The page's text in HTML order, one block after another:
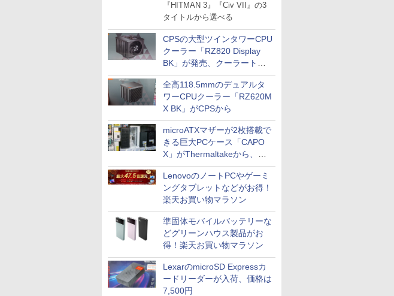
『HITMAN 3』『Civ VII』の3
タイトルから選べる
CPSの大型ツインタワーCPU
クーラー「RZ820 Display
BK」が発売、クーラートッ
プに5インチ液晶搭載
全高118.5mmのデュアルタ
ワーCPUクーラー「RZ620M
X BK」がCPSから
microATXマザーが2枚搭載で
きる巨大PCケース「CAPO
X」がThermaltakeから、カ
ラーは2色
LenovoのノートPCやゲーミ
ングタブレットなどがお得！
楽天お買い物マラソン
準固体モバイルバッテリーな
どグリーンハウス製品がお
得！楽天お買い物マラソン
LexarのmicroSD Expressカ
ードリーダーが入荷、価格は
7,500円